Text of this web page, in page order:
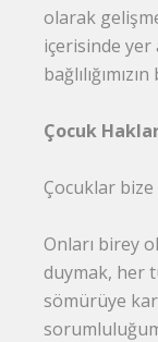
olarak
içerisinde yer
Çocuk
Çocuklar
Onları birey
duymak, her
sömürüye